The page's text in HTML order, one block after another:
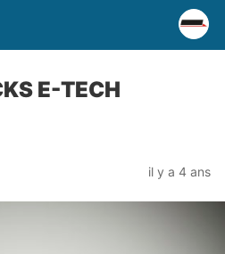
E-TECH
il y a 4 ans